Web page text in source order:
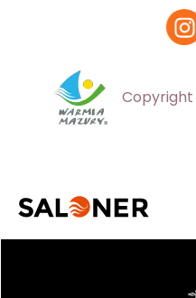
Copyright